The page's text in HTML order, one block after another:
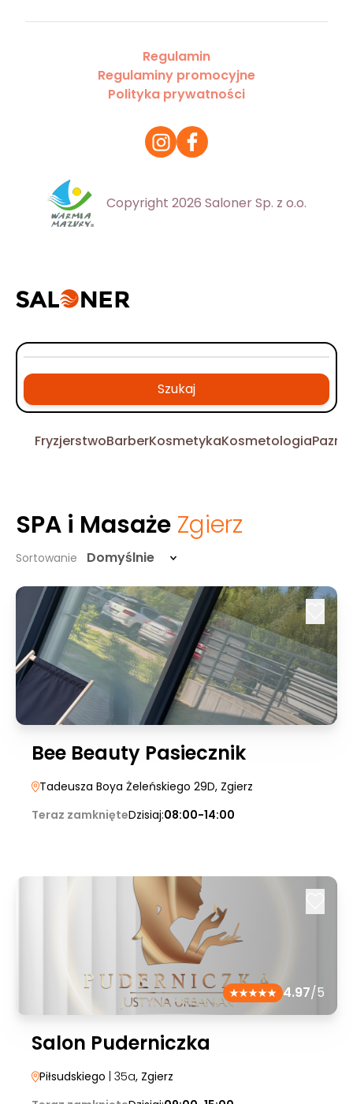
Regulamin
Regulaminy promocyjne
Polityka prywatności
Copyright 2026 Saloner Sp. z o.o.
Szukaj
FryzjerstwoBarberKosmetykaKosmetologia
SPA i Masaże Zgierz
Sortowanie Domyślnie
Bee Beauty Pasiecznik
Tadeusza Boya Żeleńskiego 29D, Zgierz
Teraz zamknięteDzisiaj:08:00-14:00
4.97/5
Salon Puderniczka
Piłsudskiego | 35a, Zgierz